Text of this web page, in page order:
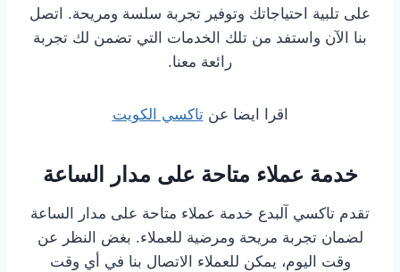
على تلبية احتياجاتك وتوفير تجربة سلسة ومريحة. اتصل
بنا الآن واستفد من تلك الخدمات التي تضمن لك تجربة
رائعة معنا.
اقرا ايضا عنتاكسي الكويت
خدمة عملاء متاحة على مدار الساعة
تقدم تاكسي آلبدع خدمة عملاء متاحة على مدار الساعة
لضمان تجربة مريحة ومرضية للعملاء. بغض النظر عن
وقت اليوم، يمكن للعملاء الاتصال بنا في أي وقت